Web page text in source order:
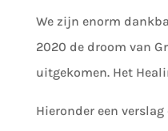
We zijn enorm
2020 de droom van
uitgekomen. Het
Hieronder een verslag